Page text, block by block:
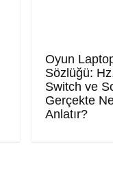
Oyun
Sözlüğü:
Switch ve
Gerçekte
Anlatır?